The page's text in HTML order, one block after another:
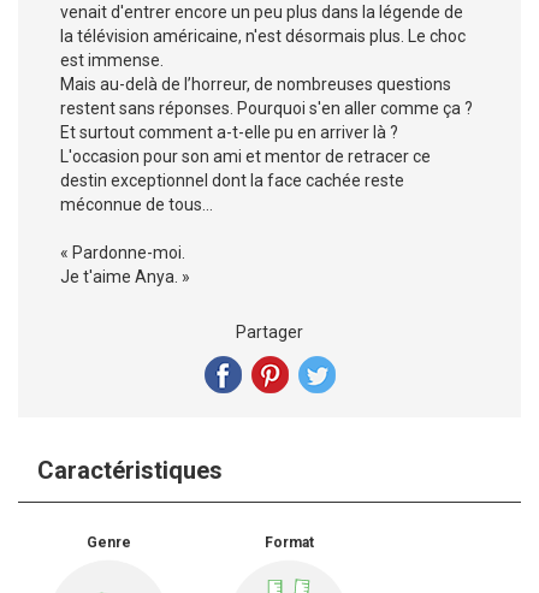
venait d'entrer encore un peu plus dans la légende de
la télévision américaine, n'est désormais plus. Le choc
est immense.
Mais au-delà de l’horreur, de nombreuses questions
restent sans réponses. Pourquoi s'en aller comme ça ?
Et surtout comment a-t-elle pu en arriver là ?
L'occasion pour son ami et mentor de retracer ce
destin exceptionnel dont la face cachée reste
méconnue de tous...
« Pardonne-moi.
Je t'aime Anya. »
Partager
Caractéristiques
Genre Format